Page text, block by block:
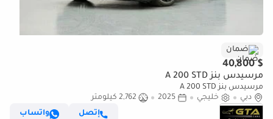
ضمان
$ 40,800
مرسيدس بنز A 200 STD
مرسيدس بنز A 200 STD
دبي
خليجي 2025
2,762 كيلومتر
إتصل
واتساب